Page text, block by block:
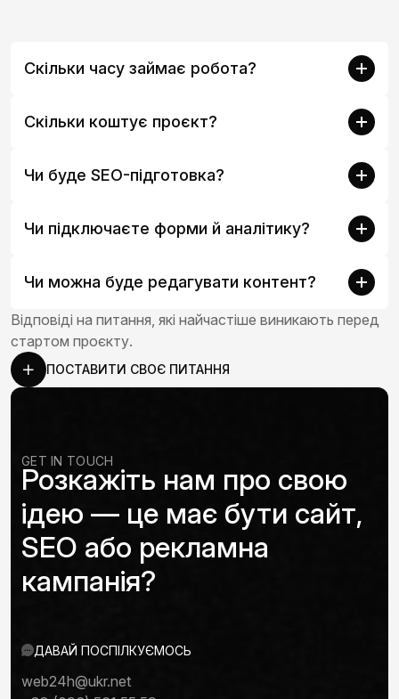
Відповіді на питання, які найчастіше виникають перед
стартом проєкту.
ПОСТАВИТИ СВОЄ ПИТАННЯ
Скільки часу займає робота?
Скільки коштує проєкт?
Чи буде SEO-підготовка?
Чи підключаєте форми й аналітику?
Чи можна буде редагувати контент?
GET IN TOUCH
Розкажіть нам про свою
ідею — це має бути сайт,
SEO або рекламна
кампанія?
ДАВАЙ ПОСПІЛКУЄМОСЬ
web24h@ukr.net